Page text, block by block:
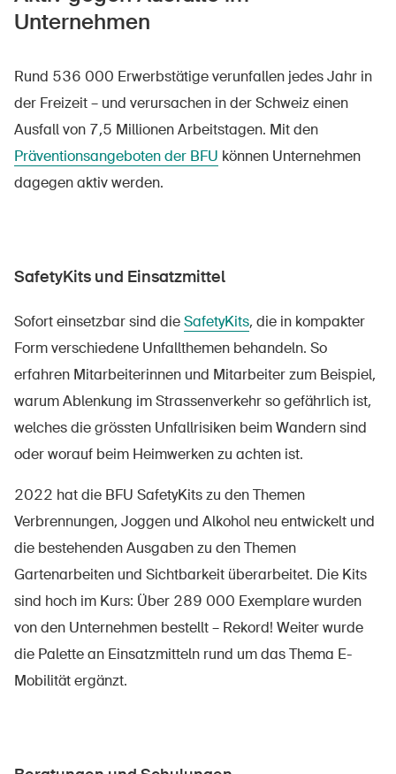
Unternehmen
Rund 536 000 Erwerbstätige verunfallen jedes Jahr in
der Freizeit – und verursachen in der Schweiz einen
Ausfall von 7,5 Millionen Arbeitstagen. Mit den
Präventionsangeboten der BFU können Unternehmen
dagegen aktiv werden.
SafetyKits und Einsatzmittel
Sofort einsetzbar sind dieSafetyKits, die in kompakter
Form verschiedene Unfallthemen behandeln. So
erfahren Mitarbeiterinnen und Mitarbeiter zum Beispiel,
warum Ablenkung im Strassenverkehr so gefährlich ist,
welches die grössten Unfallrisiken beim Wandern sind
oder worauf beim Heimwerken zu achten ist.
2022 hat die BFU SafetyKits zu den Themen
Verbrennungen, Joggen und Alkohol neu entwickelt und
die bestehenden Ausgaben zu den Themen
Gartenarbeiten und Sichtbarkeit überarbeitet. Die Kits
sind hoch im Kurs: Über 289 000 Exemplare wurden
von den Unternehmen bestellt – Rekord! Weiter wurde
die Palette an Einsatzmitteln rund um das Thema E-
Mobilität ergänzt.